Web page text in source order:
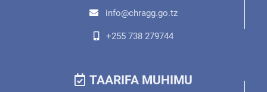
info@chragg.go.tz
+255 738 279744
TAARIFA MUHIMU